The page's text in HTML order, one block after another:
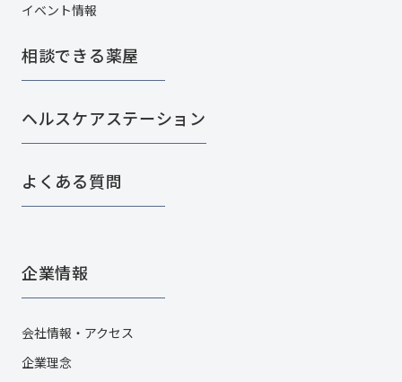
イベント情報
相談できる薬屋
ヘルスケアステーション
よくある質問
企業情報
会社情報・アクセス
企業理念